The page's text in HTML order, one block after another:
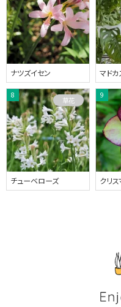
ナツズイセン マドカ
チューベローズ
草花
クリ